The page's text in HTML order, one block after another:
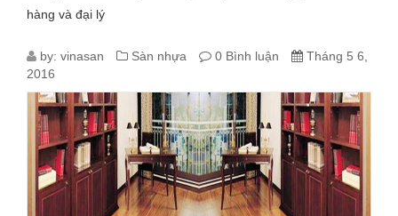
hàng và đại lý
NHÀ
PHÂN
PHỐI
SÀN
NHỰA,
by: vinasan Sàn nhựa 0 Bình luận
Tháng 5 6,
2016